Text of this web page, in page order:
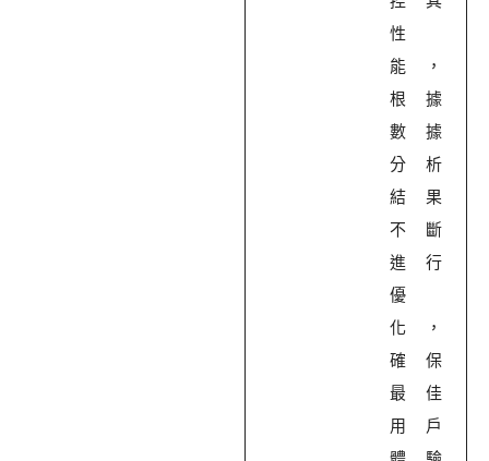
性
能，
根據
數據
分析
結果
不斷
進行
優
化，
確保
最佳
用戶